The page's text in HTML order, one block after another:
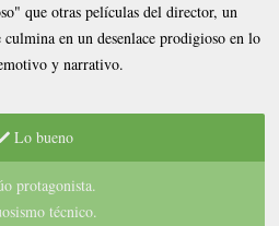
que otras películas del director, un
en un desenlace prodigioso en lo
y narrativo.
Lo bueno
protagonista.
técnico.